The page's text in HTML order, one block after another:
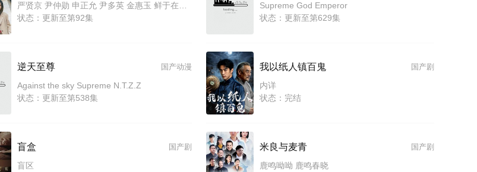
状态：更新至第92集
Supreme God Emperor
状态：更新至第629集
国产动漫
逆天至尊
Against the sky Supreme N.T.Z.Z
状态：更新至第538集
国产剧
我以纸人镇百鬼
内详
状态：完结
国产剧
盲盒
盲区
国产剧
米良与麦青
鹿鸣呦呦 鹿鸣春晓